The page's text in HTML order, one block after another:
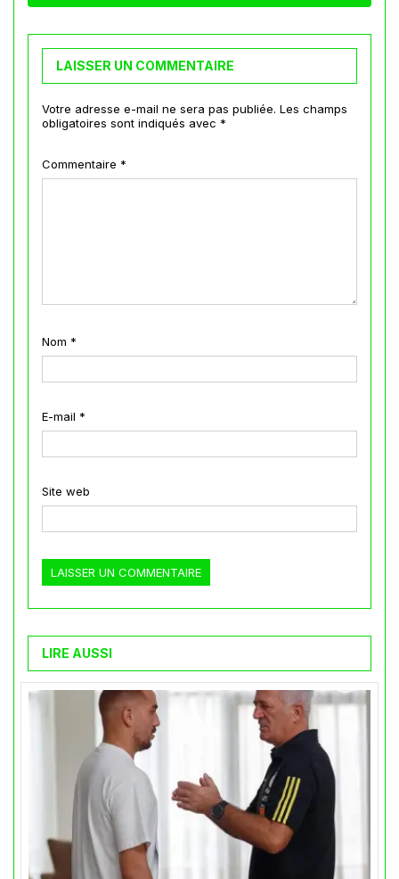
LAISSER UN COMMENTAIRE
Votre adresse e-mail ne sera pas publiée. Les champs
obligatoires sont indiqués avec *
Commentaire *
Nom *
E-mail *
Site web
LIRE AUSSI